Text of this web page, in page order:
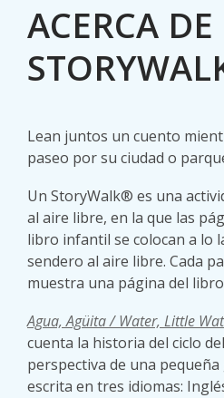
ACERCA DE
Lean juntos un cuento
paseo por su ciudad o
Un StoryWalk® es una
al aire libre, en la que las
libro infantil se colocan a lo
sendero al aire libre. Cada
muestra una página del
Agua, Agüita / Water, Little
cuenta la historia del ciclo
perspectiva de una
escrita en tres idiomas: